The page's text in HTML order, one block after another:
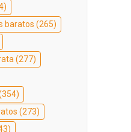
baratos (265)
(277)
(273)